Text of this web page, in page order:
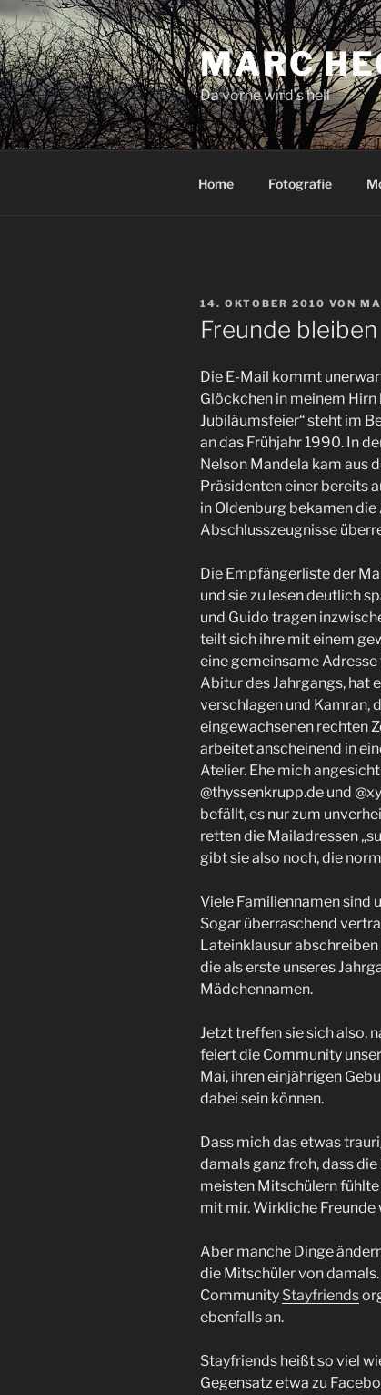
Zum
Inhalt
springen
MARC
Da vorne wird's hell
Home Fotografie
VERÖFFENTLICHT
AM
14. OKTOBER 2010 VON
Freunde bleiben
Die E-Mail kommt
Glöckchen in meinem
Jubiläumsfeier“ steht im
an das Frühjahr 1990. In
Nelson Mandela kam aus
Präsidenten einer bereits
in Oldenburg bekamen
Abschlusszeugnisse
Die Empfängerliste der
und sie zu lesen deutlich
und Guido tragen
teilt sich ihre mit einem
eine gemeinsame
Abitur des Jahrgangs, hat
verschlagen und Kamran,
eingewachsenen rechten
arbeitet anscheinend in
Atelier. Ehe mich
@thyssenkrupp.de und
befällt, es nur zum
retten die Mailadressen
gibt sie also noch, die
Viele Familiennamen sind
Sogar überraschend
Lateinklausur
die als erste unseres
Mädchennamen.
Jetzt treffen sie sich also,
feiert die Community
Mai, ihren einjährigen
dabei sein können.
Dass mich das etwas
damals ganz froh, dass
meisten Mitschülern
mit mir. Wirkliche Freunde
Aber manche Dinge
die Mitschüler von
Community Stayfriends
ebenfalls an.
Stayfriends heißt so viel
Gegensatz etwa zu